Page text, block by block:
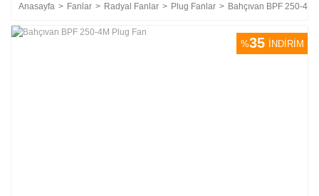
Anasayfa Fanlar Radyal Fanlar Plug Fanlar Bahçıvan BPF 250-4M
%35 İNDİRİM